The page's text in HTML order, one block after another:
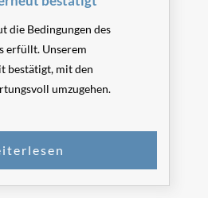
die Bedingungen des
erfüllt. Unserem
bestätigt, mit den
umzugehen.